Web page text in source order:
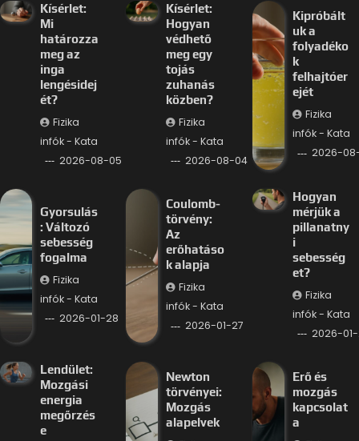
Kísérlet:
Mi
határozza
meg az
inga
lengésidej
ét?
Fizika
infók - Kata
2026-08-05
Kísérlet:
Hogyan
védhető
meg egy
tojás
zuhanás
közben?
Fizika
infók - Kata
2026-08-04
Kipróbált
uk a
folyadéko
k
felhajtóer
ejét
Fizika
infók - Kata
2026-
Gyorsulás
: Változó
sebesség
fogalma
Fizika
infók - Kata
2026-01-28
Coulomb-
törvény:
Az
erőhatáso
k alapja
Fizika
infók - Kata
2026-01-27
Hogyan
mérjük a
pillanatny
i
sebesség
et?
Fizika
infók - Kata
2026-
Lendület:
Mozgási
energia
megőrzés
e
Newton
törvényei:
Mozgás
alapelvek
Erő és
mozgás
kapcsolat
a